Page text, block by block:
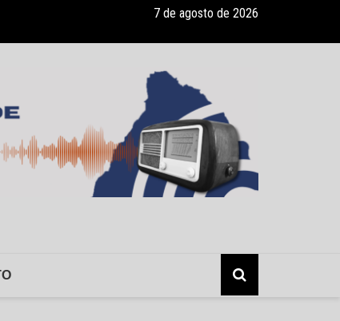
recebe pocket-show gratuito “A Bela e a Fera” na 16ª “Diversão
7 de agosto de 2026